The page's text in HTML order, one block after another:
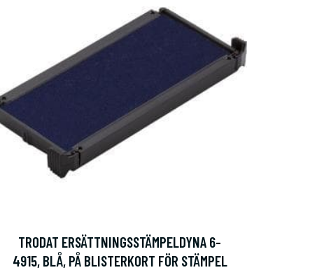
TRODAT ERSÄTTNINGSSTÄMPELDYNA 6-
4915, BLÅ, PÅ BLISTERKORT FÖR STÄMPEL